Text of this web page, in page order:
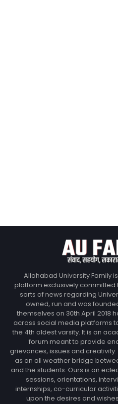
Allahabad University Family
platform exclusively committed
sorts of news regarding
owned, run and was
themselves on 30th April 2018
across social media platforms
the 4th oldest varsity. It is an
forum meant to provide
grievances, issues and
as an all weather bridge
and the students. Ours is an
sessions, orientations,
internships, co-curricular
upon the desires and